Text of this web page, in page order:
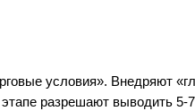
условия». Внедряют
разрешают выводить 5-